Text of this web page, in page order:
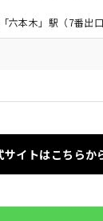
六本木」駅（7番出
サイトはこちらか